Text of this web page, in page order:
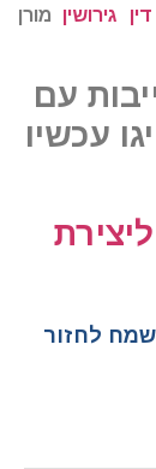
גירושיןמורן
עם
עכשיו
לחזור